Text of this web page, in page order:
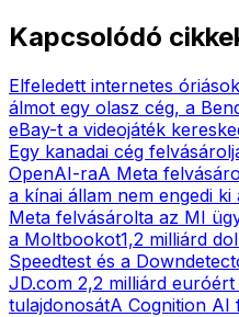
Kapcsolódó
Elfeledett internetes
álmot egy olasz cég, a
eBay-t a videojáték
Egy kanadai cég
OpenAI-raA Meta
a kínai állam nem engedi
Meta felvásárolta az MI
a Moltbookot1,2 milliárd
Speedtest és a
JD.com 2,2 milliárd
tulajdonosátA Cognition AI